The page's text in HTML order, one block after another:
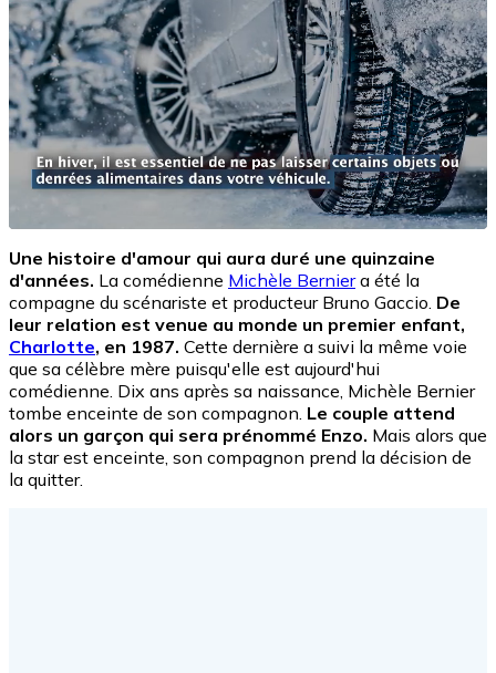
Une histoire d'amour qui aura duré une quinzaine
d'années. La comédienne Michèle Berniera été la
compagne du scénariste et producteur Bruno Gaccio. De
leur relation est venue au monde un premier enfant,
Charlotte, en 1987. Cette dernière a suivi la même voie
que sa célèbre mère puisqu'elle est aujourd'hui
comédienne. Dix ans après sa naissance, Michèle Bernier
tombe enceinte de son compagnon. Le couple attend
alors un garçon qui sera prénommé Enzo. Mais alors que
la star est enceinte, son compagnon prend la décision de
la quitter.